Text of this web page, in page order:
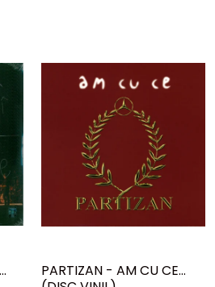
PARTIZAN - AM CU CE